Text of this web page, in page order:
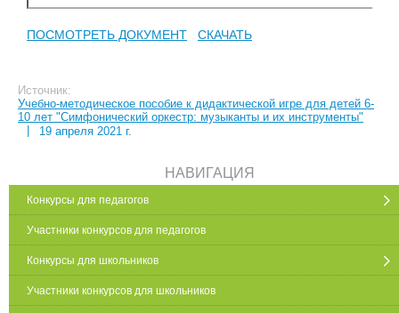
ПОСМОТРЕТЬ ДОКУМЕНТ СКАЧАТЬ
Источник:
Учебно-методическое пособие к дидактической игре для детей 6-
10 лет "Симфонический оркестр: музыканты и их инструменты"
|
19 апреля 2021 г.
НАВИГАЦИЯ
Конкурсы для педагогов
Участники конкурсов для педагогов
Конкурсы для школьников
Участники конкурсов для школьников